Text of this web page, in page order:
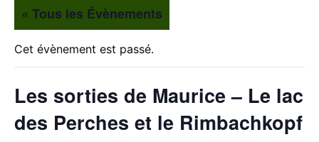
« Tous les Évènements
Cet évènement est passé.
Les sorties de Maurice – Le lac
des Perches et le Rimbachkopf